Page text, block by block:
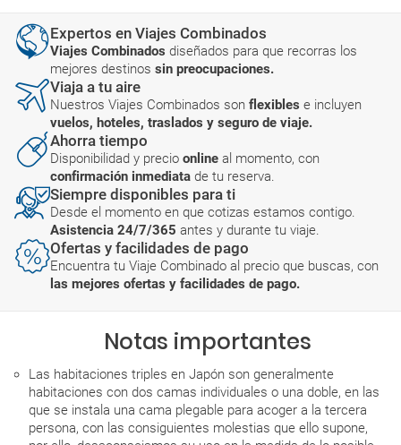
Expertos en Viajes Combinados
Viajes Combinados diseñados para que recorras los
mejores destinos sin preocupaciones.
Viaja a tu aire
Nuestros Viajes Combinados son flexibles e incluyen
vuelos, hoteles, traslados y seguro de viaje.
Ahorra tiempo
Disponibilidad y precio online al momento, con
confirmación inmediata de tu reserva.
Siempre disponibles para ti
Desde el momento en que cotizas estamos contigo.
Asistencia 24/7/365 antes y durante tu viaje.
Ofertas y facilidades de pago
Encuentra tu Viaje Combinado al precio que buscas, con
las mejores ofertas y facilidades de pago.
Notas importantes
Las habitaciones triples en Japón son generalmente
habitaciones con dos camas individuales o una doble, en las
que se instala una cama plegable para acoger a la tercera
persona, con las consiguientes molestias que ello supone,